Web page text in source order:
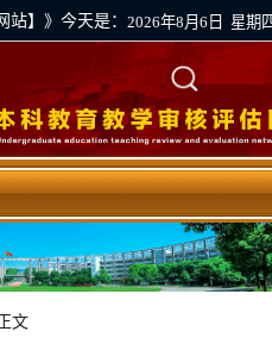
站】》今天是： 2026年8月6日 星期
评估资料上传通道 | 下载专区
文